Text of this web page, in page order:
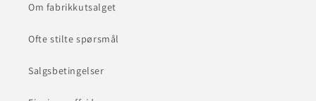
Om fabrikkutsalget
Ofte stilte spørsmål
Salgsbetingelser